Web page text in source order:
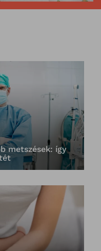
metszések: így